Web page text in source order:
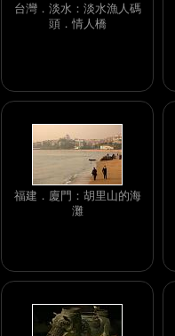
台灣．淡水：淡水漁人碼
頭．情人橋
福建．廈門：胡里山的海
灘